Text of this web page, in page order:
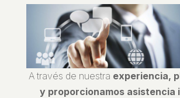
A través de nuestra experiencia,
y proporcionamos asistencia